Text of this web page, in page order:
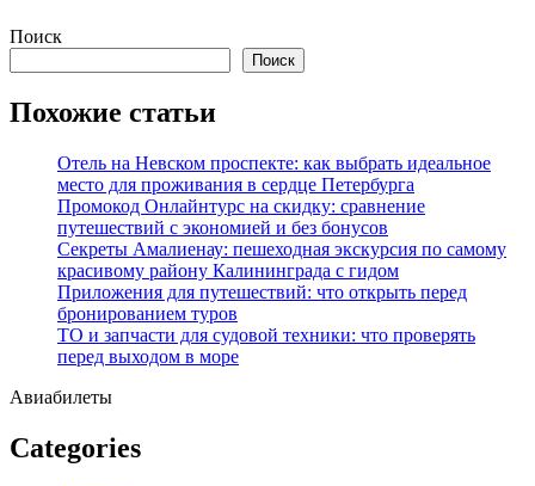
Перейти
содержимому
Поиск
Поиск
Похожие статьи
Отель на Невском проспекте: как выбрать идеальное
место для проживания в сердце Петербурга
Промокод Онлайнтурс на скидку: сравнение
путешествий с экономией и без бонусов
Секреты Амалиенау: пешеходная экскурсия по самому
красивому району Калининграда с гидом
Приложения для путешествий: что открыть перед
бронированием туров
ТО и запчасти для судовой техники: что проверять
перед выходом в море
Авиабилеты
Categories